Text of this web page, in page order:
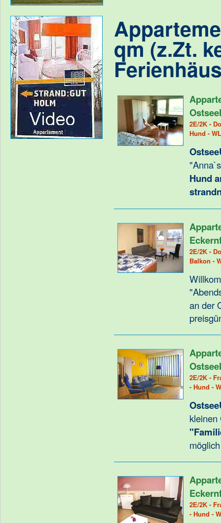
qm (z.Zt.
2E/2K -
Hund -
Hund
2E/2K -
Balkon -
an der
2E/2K -
- Hund -
möglich
2E/2K -
- Hund -